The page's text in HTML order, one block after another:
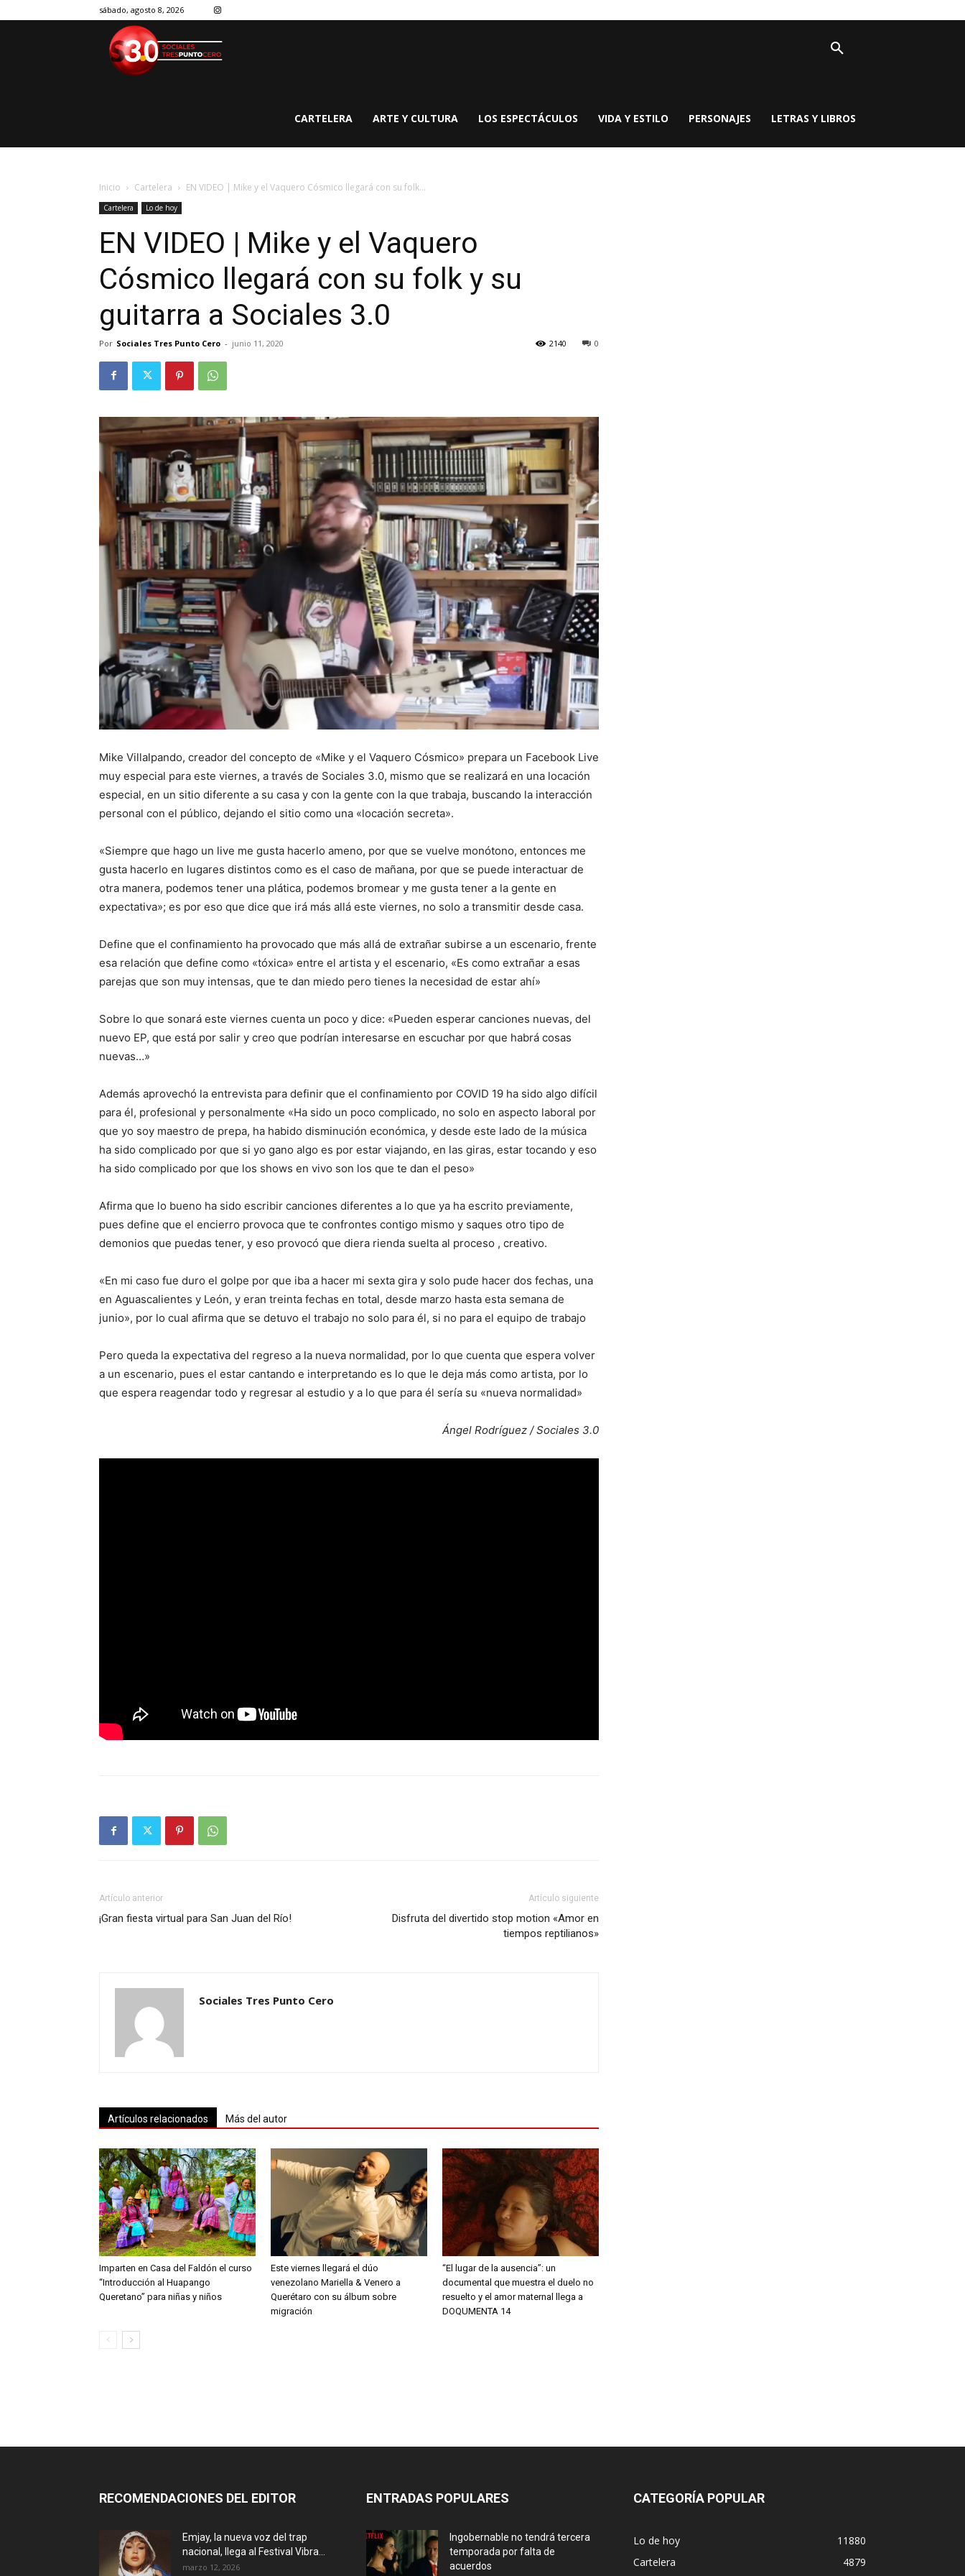
sábado, agosto 8, 2026
CARTELERA ARTE Y CULTURA LOS ESPECTÁCULOS VIDA Y ESTILO PERSONAJES LETRAS Y LIBROS
Inicio Cartelera EN VIDEO | Mike y el Vaquero Cósmico llegará con su folk...
Cartelera Lo de hoy
EN VIDEO | Mike y el Vaquero
Cósmico llegará con su folk y su
guitarra a Sociales 3.0
Por Sociales Tres Punto Cero - junio 11, 2020 0
2140
Mike Villalpando, creador del concepto de «Mike y el Vaquero Cósmico» prepara un Facebook Live
muy especial para este viernes, a través de Sociales 3.0, mismo que se realizará en una locación
especial, en un sitio diferente a su casa y con la gente con la que trabaja, buscando la interacción
personal con el público, dejando el sitio como una «locación secreta».
«Siempre que hago un live me gusta hacerlo ameno, por que se vuelve monótono, entonces me
gusta hacerlo en lugares distintos como es el caso de mañana, por que se puede interactuar de
otra manera, podemos tener una plática, podemos bromear y me gusta tener a la gente en
expectativa»; es por eso que dice que irá más allá este viernes, no solo a transmitir desde casa.
Define que el confinamiento ha provocado que más allá de extrañar subirse a un escenario, frente
esa relación que define como «tóxica» entre el artista y el escenario, «Es como extrañar a esas
parejas que son muy intensas, que te dan miedo pero tienes la necesidad de estar ahí»
Sobre lo que sonará este viernes cuenta un poco y dice: «Pueden esperar canciones nuevas, del
nuevo EP, que está por salir y creo que podrían interesarse en escuchar por que habrá cosas
nuevas…»
Además aprovechó la entrevista para definir que el confinamiento por COVID 19 ha sido algo difícil
para él, profesional y personalmente «Ha sido un poco complicado, no solo en aspecto laboral por
que yo soy maestro de prepa, ha habido disminución económica, y desde este lado de la música
ha sido complicado por que si yo gano algo es por estar viajando, en las giras, estar tocando y eso
ha sido complicado por que los shows en vivo son los que te dan el peso»
Afirma que lo bueno ha sido escribir canciones diferentes a lo que ya ha escrito previamente,
pues define que el encierro provoca que te confrontes contigo mismo y saques otro tipo de
demonios que puedas tener, y eso provocó que diera rienda suelta al proceso , creativo.
«En mi caso fue duro el golpe por que iba a hacer mi sexta gira y solo pude hacer dos fechas, una
en Aguascalientes y León, y eran treinta fechas en total, desde marzo hasta esta semana de
junio», por lo cual afirma que se detuvo el trabajo no solo para él, si no para el equipo de trabajo
Pero queda la expectativa del regreso a la nueva normalidad, por lo que cuenta que espera volver
a un escenario, pues el estar cantando e interpretando es lo que le deja más como artista, por lo
que espera reagendar todo y regresar al estudio y a lo que para él sería su «nueva normalidad»
Ángel Rodríguez / Sociales 3.0
Artículo anterior
¡Gran fiesta virtual para San Juan del Río!
Artículo siguiente
Disfruta del divertido stop motion «Amor en
tiempos reptilianos»
Sociales Tres Punto Cero
Artículos relacionados Más del autor
Imparten en Casa del Faldón el curso
“Introducción al Huapango
Queretano” para niñas y niños
Este viernes llegará el dúo
venezolano Mariella & Venero a
Querétaro con su álbum sobre
migración
“El lugar de la ausencia”: un
documental que muestra el duelo no
resuelto y el amor maternal llega a
DOQUMENTA 14
RECOMENDACIONES DEL EDITOR
Emjay, la nueva voz del trap
nacional, llega al Festival Vibra...
marzo 12, 2026
ENTRADAS POPULARES
Ingobernable no tendrá tercera
temporada por falta de
acuerdos
CATEGORÍA POPULAR
Lo de hoy
11880
Cartelera
4879